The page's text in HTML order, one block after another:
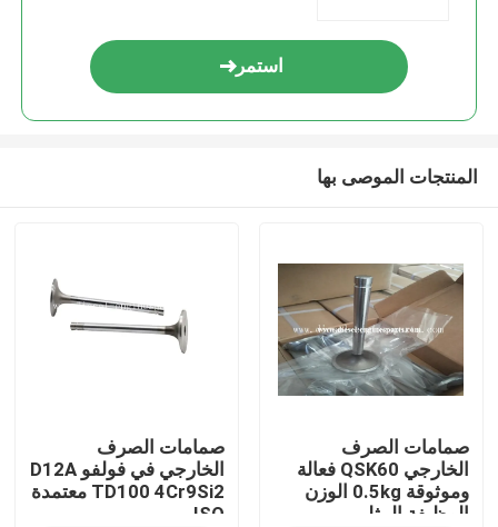
استمر
المنتجات الموصى بها
صمامات الصرف
الخارجي QSK60 فعالة
وموثوقة 0.5kg الوزن
الوظيفة المثلى
صمامات الصرف
الخارجي في فولفو D12A
TD100 4Cr9Si2 معتمدة
ISO